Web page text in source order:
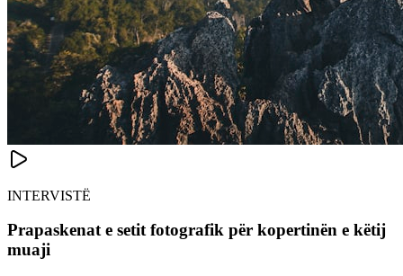
INTERVISTË
Prapaskenat e setit fotografik për kopertinën e këtij
muaji